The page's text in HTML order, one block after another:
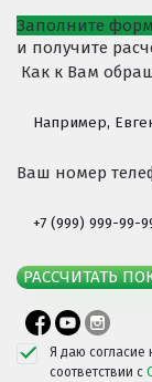
Заполните
и получите
Как к Вам
Ваш номер
РАССЧИТАТЬ
Я даю согласие
соответствии с